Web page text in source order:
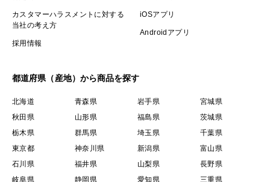
カスタマーハラスメントに対する
当社の考え方
採用情報
iOSアプリ
Androidアプリ
都道府県（産地）から商品を探す
北海道 青森県 岩手県
宮城県
秋田県
山形県 福島県
茨城県
栃木県
群馬県 埼玉県
千葉県
東京都
神奈川県 新潟県
富山県
石川県
福井県 山梨県
長野県
岐阜県
静岡県 愛知県 三重県